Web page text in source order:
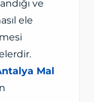
ve
ele
Mal